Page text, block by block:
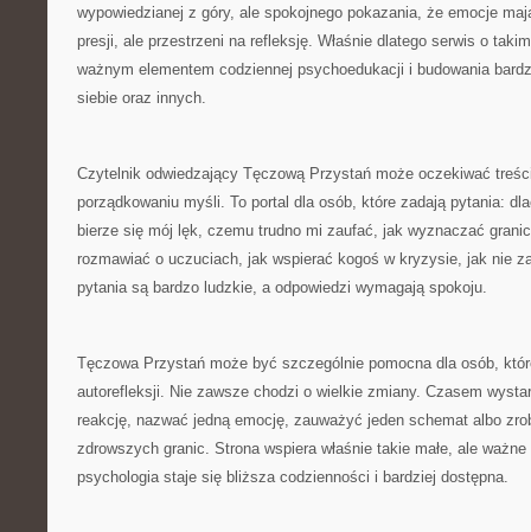
wypowiedzianej z góry, ale spokojnego pokazania, że emocje
presji, ale przestrzeni na refleksję. Właśnie dlatego serwis o
ważnym elementem codziennej psychoedukacji i budowania
siebie oraz innych.
Czytelnik odwiedzający Tęczową Przystań może oczekiwać
porządkowaniu myśli. To portal dla osób, które zadają pytania:
bierze się mój lęk, czemu trudno mi zaufać, jak wyznaczać
rozmawiać o uczuciach, jak wspierać kogoś w kryzysie, jak nie
pytania są bardzo ludzkie, a odpowiedzi wymagają spokoju.
Tęczowa Przystań może być szczególnie pomocna dla osób,
autorefleksji. Nie zawsze chodzi o wielkie zmiany. Czasem
reakcję, nazwać jedną emocję, zauważyć jeden schemat albo
zdrowszych granic. Strona wspiera właśnie takie małe, ale
psychologia staje się bliższa codzienności i bardziej dostępna.